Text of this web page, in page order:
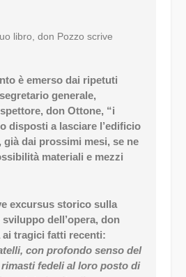
libro, don Pozzo scrive
è emerso dai ripetuti
generale,
don Ottone, “i
disposti a lasciare l’edificio
già dai prossimi mesi, se ne
materiali e mezzi
excursus storico sulla
dell’opera, don
ai tragici fatti recenti:
con profondo senso del
fedeli al loro posto di